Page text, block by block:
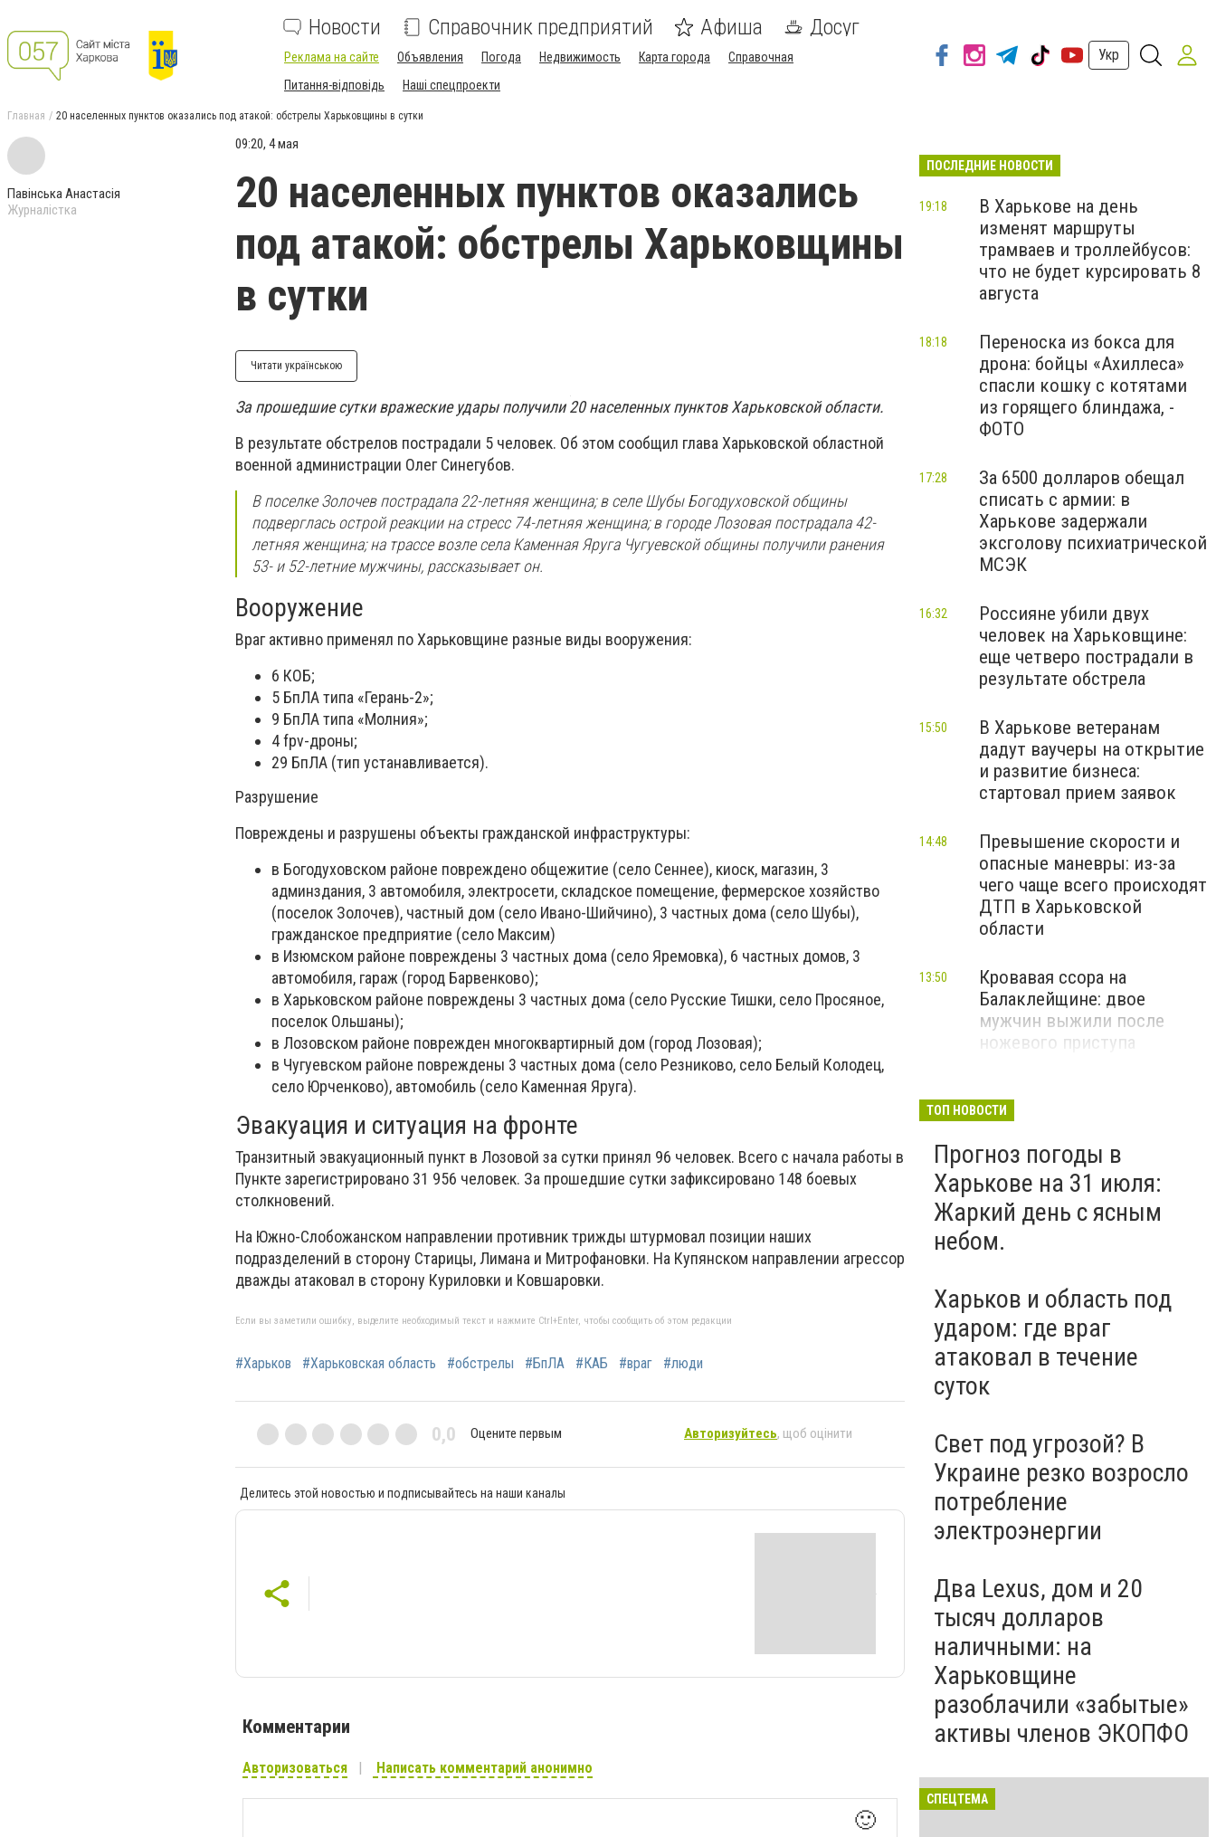
Новости Справочник предприятий Афиша Досуг
Реклама на сайте Объявления Погода Недвижимость Карта города
Справочная
Питання-відповідь
Наші спецпроекти
Укр
Главная 20 населенных пунктов оказались под атакой: обстрелы Харьковщины в сутки
Павінська Анастасія
Журналістка
09:20, 4 мая
20 населенных пунктов оказались
под атакой: обстрелы Харьковщины
в сутки
Читати українською
За прошедшие сутки вражеские удары получили 20 населенных пунктов Харьковской области.
В результате обстрелов пострадали 5 человек. Об этом сообщил глава Харьковской областной
военной администрации Олег Синегубов.
В поселке Золочев пострадала 22-летняя женщина; в селе Шубы Богодуховской общины
подверглась острой реакции на стресс 74-летняя женщина; в городе Лозовая пострадала 42-
летняя женщина; на трассе возле села Каменная Яруга Чугуевской общины получили ранения
53- и 52-летние мужчины, рассказывает он.
Вооружение
Враг активно применял по Харьковщине разные виды вооружения:
6 КОБ;
5 БпЛА типа «Герань-2»;
9 БпЛА типа «Молния»;
4 fpv-дроны;
29 БпЛА (тип устанавливается).
Разрушение
Повреждены и разрушены объекты гражданской инфраструктуры:
в Богодуховском районе повреждено общежитие (село Сеннее), киоск, магазин, 3
админздания, 3 автомобиля, электросети, складское помещение, фермерское хозяйство
(поселок Золочев), частный дом (село Ивано-Шийчино), 3 частных дома (село Шубы),
гражданское предприятие (село Максим)
в Изюмском районе повреждены 3 частных дома (село Яремовка), 6 частных домов, 3
автомобиля, гараж (город Барвенково);
в Харьковском районе повреждены 3 частных дома (село Русские Тишки, село Просяное,
поселок Ольшаны);
в Лозовском районе поврежден многоквартирный дом (город Лозовая);
в Чугуевском районе повреждены 3 частных дома (село Резниково, село Белый Колодец,
село Юрченково), автомобиль (село Каменная Яруга).
Эвакуация и ситуация на фронте
Транзитный эвакуационный пункт в Лозовой за сутки принял 96 человек. Всего с начала работы в
Пункте зарегистрировано 31 956 человек. За прошедшие сутки зафиксировано 148 боевых
столкновений.
На Южно-Слобожанском направлении противник трижды штурмовал позиции наших
подразделений в сторону Старицы, Лимана и Митрофановки. На Купянском направлении агрессор
дважды атаковал в сторону Куриловки и Ковшаровки.
Если вы заметили ошибку, выделите необходимый текст и нажмите Ctrl+Enter, чтобы сообщить об этом редакции
#Харьков #Харьковская область #обстрелы #БпЛА #КАБ #враг #люди
0,0 Оцените первым Авторизуйтесь, щоб оцінити
Делитесь этой новостью и подписывайтесь на наши каналы
Комментарии
Авторизоваться Написать комментарий анонимно
🙂
ПОСЛЕДНИЕ НОВОСТИ
В Харькове на день
изменят маршруты
трамваев и троллейбусов:
что не будет курсировать 8
августа
19:18
Переноска из бокса для
дрона: бойцы «Ахиллеса»
спасли кошку с котятами
из горящего блиндажа, -
ФОТО
18:18
За 6500 долларов обещал
списать с армии: в
Харькове задержали
эксголову психиатрической
МСЭК
17:28
Россияне убили двух
человек на Харьковщине:
еще четверо пострадали в
результате обстрела
16:32
В Харькове ветеранам
дадут ваучеры на открытие
и развитие бизнеса:
стартовал прием заявок
15:50
Превышение скорости и
опасные маневры: из-за
чего чаще всего происходят
ДТП в Харьковской
области
14:48
Кровавая ссора на
Балаклейщине: двое
мужчин выжили после
ножевого приступа
13:50
тариф на воду и водоотвод
ТОП НОВОСТИ
Прогноз погоды в
Харькове на 31 июля:
Жаркий день с ясным
небом.
Харьков и область под
ударом: где враг
атаковал в течение
суток
Свет под угрозой? В
Украине резко возросло
потребление
электроэнергии
Два Lexus, дом и 20
тысяч долларов
наличными: на
Харьковщине
разоблачили «забытые»
активы членов ЭКОПФО
СПЕЦТЕМА